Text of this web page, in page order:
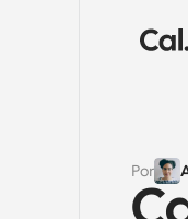
Por